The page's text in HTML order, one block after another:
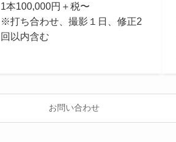
1本100,000円＋税〜
※打ち合わせ、撮影１日、修正2
回以内含む
お問い合わせ